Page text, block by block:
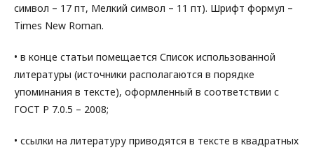
символ – 17 пт, Мелкий символ – 11 пт). Шрифт формул –
Times New Roman.
• в конце статьи помещается Список использованной
литературы (источники располагаются в порядке
упоминания в тексте), оформленный в соответствии с
ГОСТ Р 7.0.5 – 2008;
• ссылки на литературу приводятся в тексте в квадратных